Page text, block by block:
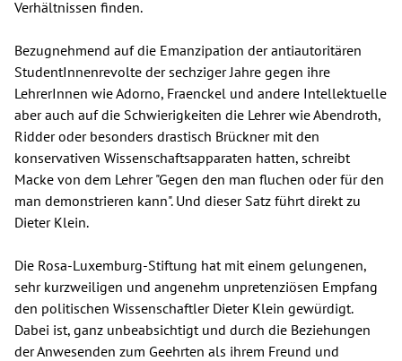
Verhältnissen finden.
Bezugnehmend auf die Emanzipation der antiautoritären
StudentInnenrevolte der sechziger Jahre gegen ihre
LehrerInnen wie Adorno, Fraenckel und andere Intellektuelle
aber auch auf die Schwierigkeiten die Lehrer wie Abendroth,
Ridder oder besonders drastisch Brückner mit den
konservativen Wissenschaftsapparaten hatten, schreibt
Macke von dem Lehrer "Gegen den man fluchen oder für den
man demonstrieren kann". Und dieser Satz führt direkt zu
Dieter Klein.
Die Rosa-Luxemburg-Stiftung hat mit einem gelungenen,
sehr kurzweiligen und angenehm unpretenziösen Empfang
den politischen Wissenschaftler Dieter Klein gewürdigt.
Dabei ist, ganz unbeabsichtigt und durch die Beziehungen
der Anwesenden zum Geehrten als ihrem Freund und